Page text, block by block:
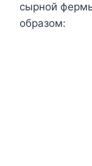
сырной
образом: